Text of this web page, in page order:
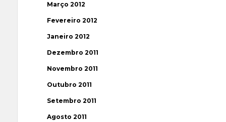
Março 2012
Fevereiro 2012
Janeiro 2012
Dezembro 2011
Novembro 2011
Outubro 2011
Setembro 2011
Agosto 2011